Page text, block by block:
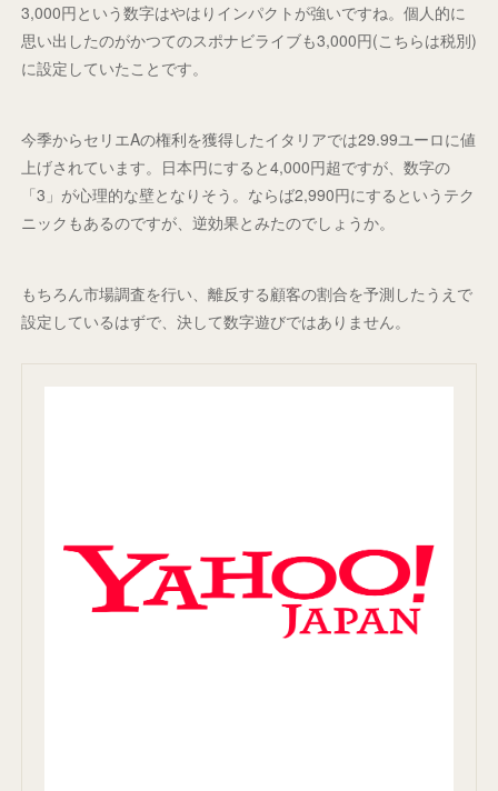
3,000円という数字はやはりインパクトが強いですね。個人的に
思い出したのがかつてのスポナビライブも3,000円(こちらは税別)
に設定していたことです。
今季からセリエAの権利を獲得したイタリアでは29.99ユーロに値
上げされています。日本円にすると4,000円超ですが、数字の
「3」が心理的な壁となりそう。ならば2,990円にするというテク
ニックもあるのですが、逆効果とみたのでしょうか。
もちろん市場調査を行い、離反する顧客の割合を予測したうえで
設定しているはずで、決して数字遊びではありません。